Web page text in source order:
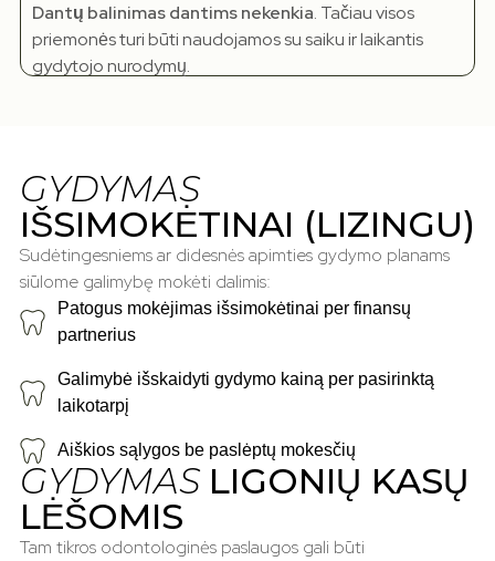
Dantų balinimas dantims nekenkia. Tačiau visos
priemonės turi būti naudojamos su saiku ir laikantis
gydytojo nurodymų.
GYDYMAS
IŠSIMOKĖTINAI (LIZINGU)
Sudėtingesniems ar didesnės apimties gydymo planams
siūlome galimybę mokėti dalimis:
Patogus mokėjimas išsimokėtinai per finansų
partnerius
Galimybė išskaidyti gydymo kainą per pasirinktą
laikotarpį
Aiškios sąlygos be paslėptų mokesčių
GYDYMAS LIGONIŲ KASŲ
LĖŠOMIS
Tam tikros odontologinės paslaugos gali būti